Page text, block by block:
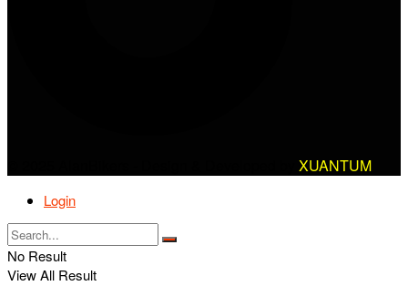
XUANTUM
Login
No Result
View All Result